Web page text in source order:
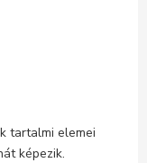
tartalmi elemei
képezik.